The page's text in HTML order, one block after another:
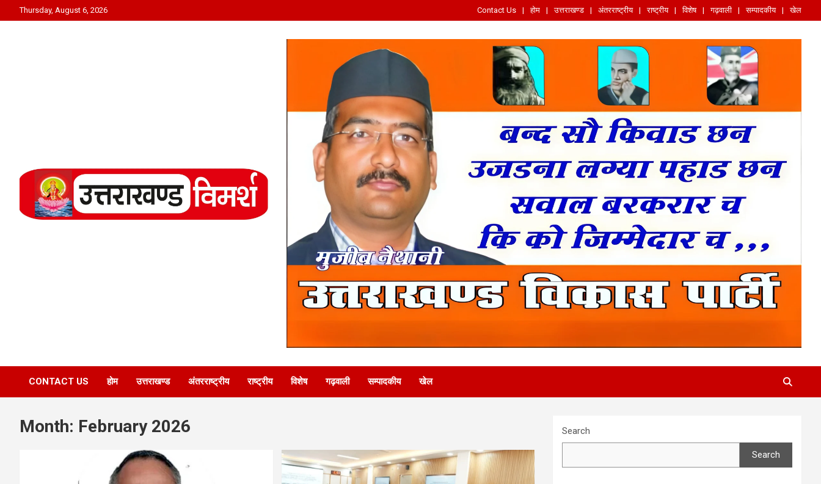
to
Thursday, August 6, 2026 Contact Us होम उत्तराखण्ड अंतरराष्ट्रीय राष्ट्रीय विशेष गढ़वाली सम्पादकीय खेल
CONTACT US होम उत्तराखण्ड अंतरराष्ट्रीय राष्ट्रीय विशेष गढ़वाली सम्पादकीय खेल
Month: February 2026 Search
Search